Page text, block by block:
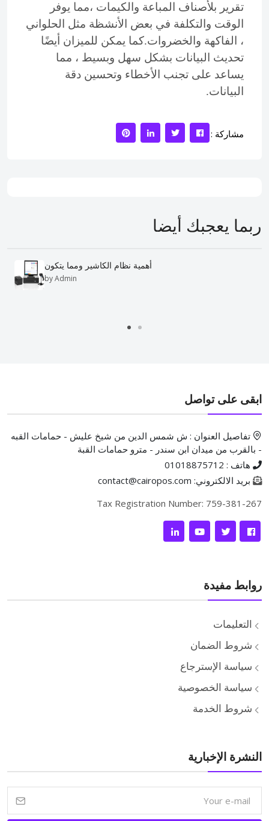
تقرير بلأصناف المباعة والكيمات ،مما يوفر
الوقت والتكلفة في بعض الأنشظة مثل الحلواني
، الفاكهة والخضروات.كما يمكن للميزان أيضًا
تحديث البيانات بشكل سهل وبسيط ، مما
يساعد على تجنب الأخطاء وتحسين دقة
البيانات.
مشاركة :
ربما يعجبك أيضا
أهمية نظام الكاشير ومما يتكون
by Admin
ابقى على تواصل
تفاصيل العنوان : ش شمس الدين من شيخ عليش - حمامات القبه
- بالقرب من ميدان ابن سندر - مترو حمامات القبة
هاتف : 01018875712
بريد الالكتروني: contact@cairopos.com
Tax Registration Number: 759-381-267
روابط مفيدة
التعليمات
شروط الضمان
سياسة الإسترجاع
سياسة الخصوصية
شروط الخدمة
النشرة الإخبارية